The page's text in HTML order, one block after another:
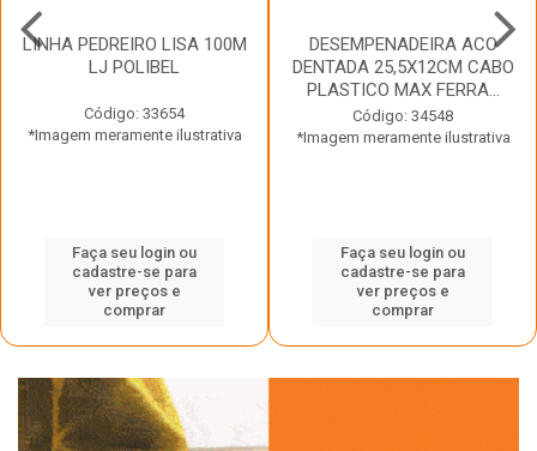
LINHA PEDREIRO LISA 100M
LJ POLIBEL
Código: 33654
*Imagem meramente ilustrativa
Faça seu login ou
cadastre-se para
ver preços e
comprar
DESEMPENADEIRA ACO
DENTADA 25,5X12CM CABO
PLASTICO MAX FERRA...
Código: 34548
*Imagem meramente ilustrativa
Faça seu login ou
cadastre-se para
ver preços e
comprar